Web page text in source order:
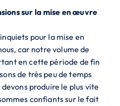
sur la mise en œuvre
pour la mise en
car notre volume de
en cette période de fin
de très peu de temps
produire le plus vite
confiants sur le fait